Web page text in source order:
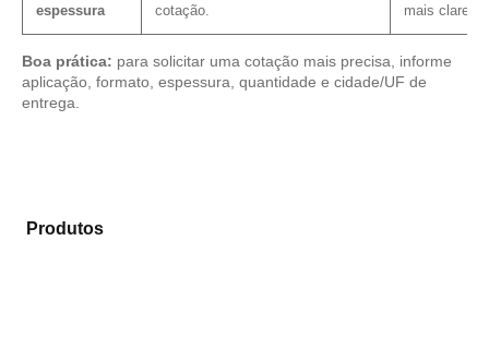
espessura
cotação.
mais clareza.
Boa prática: para solicitar uma cotação mais precisa, informe
aplicação, formato, espessura, quantidade e cidade/UF de
entrega.
Produtos